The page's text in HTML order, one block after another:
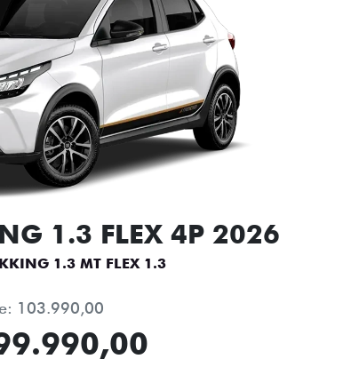
1.3 FLEX 4P 2026
1.3 MT FLEX 1.3
103.990,00